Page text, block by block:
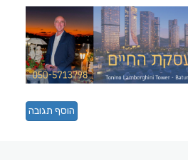
הוסף תגובה